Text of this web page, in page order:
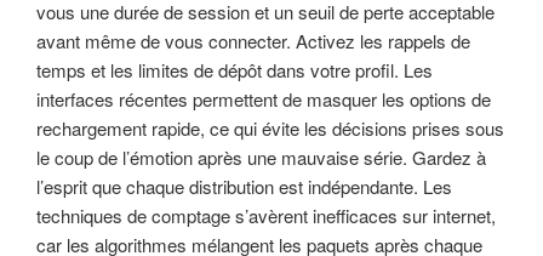
vous une durée de session et un seuil de perte acceptable
avant même de vous connecter. Activez les rappels de
temps et les limites de dépôt dans votre profil. Les
interfaces récentes permettent de masquer les options de
rechargement rapide, ce qui évite les décisions prises sous
le coup de l’émotion après une mauvaise série. Gardez à
l’esprit que chaque distribution est indépendante. Les
techniques de comptage s’avèrent inefficaces sur internet,
car les algorithmes mélangent les paquets après chaque